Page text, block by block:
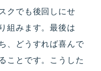
クでも後回しにせ
組みます。最後は
、どうすれば喜んで
ことです。こうした